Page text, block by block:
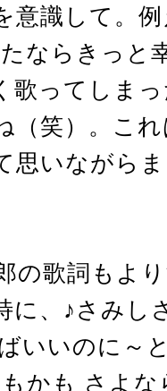
意識して。
ならきっと
歌ってしま
（笑）。こ
思いながら
歌詞もよ
に、♪さみし
いいのに～
かも さよ